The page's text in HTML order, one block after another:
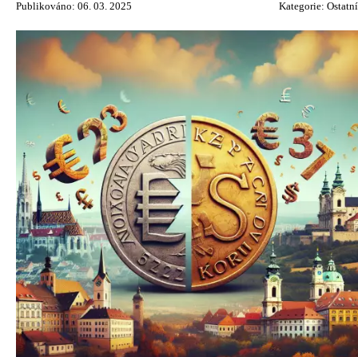
Publikováno: 06. 03. 2025 Kategorie: Ostatní